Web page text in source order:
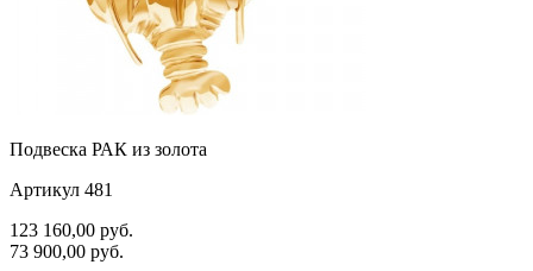
Подвеска РАК из золота
Артикул 481
123 160,00 руб.
73 900,00 руб.